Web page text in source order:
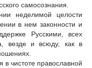
самосознания.
неделимой целости
в нем законности и
Русскими, всех
везде и всюду, как в
в чистоте православной